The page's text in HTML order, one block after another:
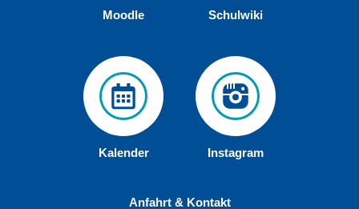
Moodle Schulwiki
Kalender Instagram
Anfahrt & Kontakt